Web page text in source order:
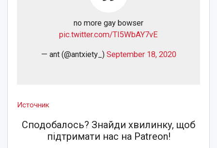
no more gay bowser
pic.twitter.com/TI5WbAY7vE
— ant (@antxiety_) September 18, 2020
Источник
Сподобалось? Знайди хвилинку, щоб
підтримати нас на Patreon!